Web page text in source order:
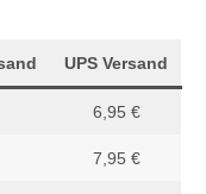
UPS Versand
6,95 €
7,95 €